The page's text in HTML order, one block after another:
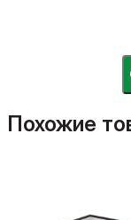
Похожие